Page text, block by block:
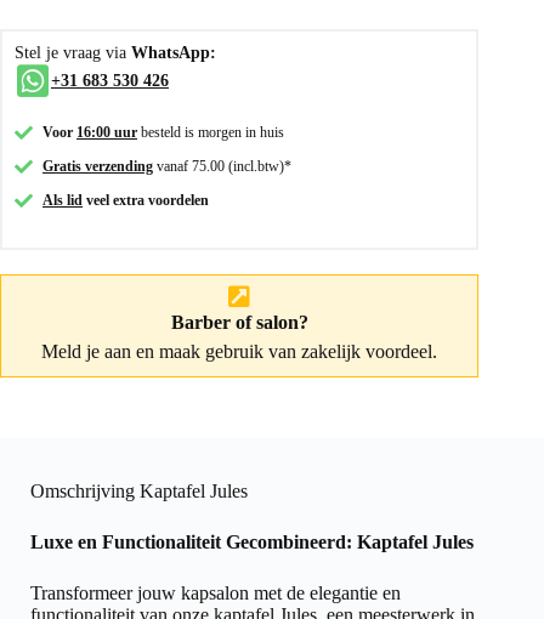
Stel je vraag via WhatsApp:
+31 683 530 426
Voor 16:00 uur besteld is morgen in huis
Gratis verzending vanaf 75.00 (incl.btw)*
Als lid veel extra voordelen
Barber of salon?
Meld je aan en maak gebruik van zakelijk voordeel.
Omschrijving Kaptafel Jules
Luxe en Functionaliteit Gecombineerd: Kaptafel Jules
Transformeer jouw kapsalon met de elegantie en
functionaliteit van onze kaptafel Jules, een meesterwerk in